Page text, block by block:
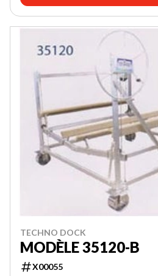
TECHNO DOCK
MODÈLE 35120-B
X00055